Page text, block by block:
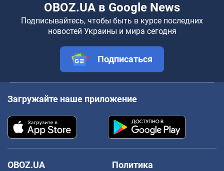
OBOZ.UA в Google News
Подписывайтесь, чтобы быть в курсе последних
новостей Украины и мира сегодня
Подписаться
Загружайте наше приложение
OBOZ.UA
Политика